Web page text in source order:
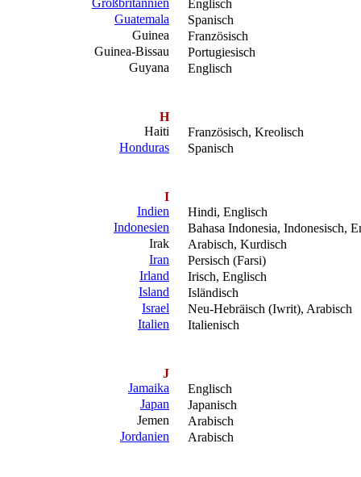
Englisch
Guatemala
Spanisch
Guinea
Französisch
Guinea-Bissau
Portugiesisch
Guyana
Englisch
H
Haiti
Französisch, Kreolisch
Honduras
Spanisch
I
Indien
Hindi, Englisch
Indonesien
Bahasa Indonesia, Indonesisch,
Irak
Arabisch, Kurdisch
Iran
Persisch (Farsi)
Irland
Irisch, Englisch
Island
Isländisch
Israel
Neu-Hebräisch (Iwrit), Arabisch
Italien
Italienisch
J
Jamaika
Englisch
Japan
Japanisch
Jemen
Arabisch
Jordanien
Arabisch